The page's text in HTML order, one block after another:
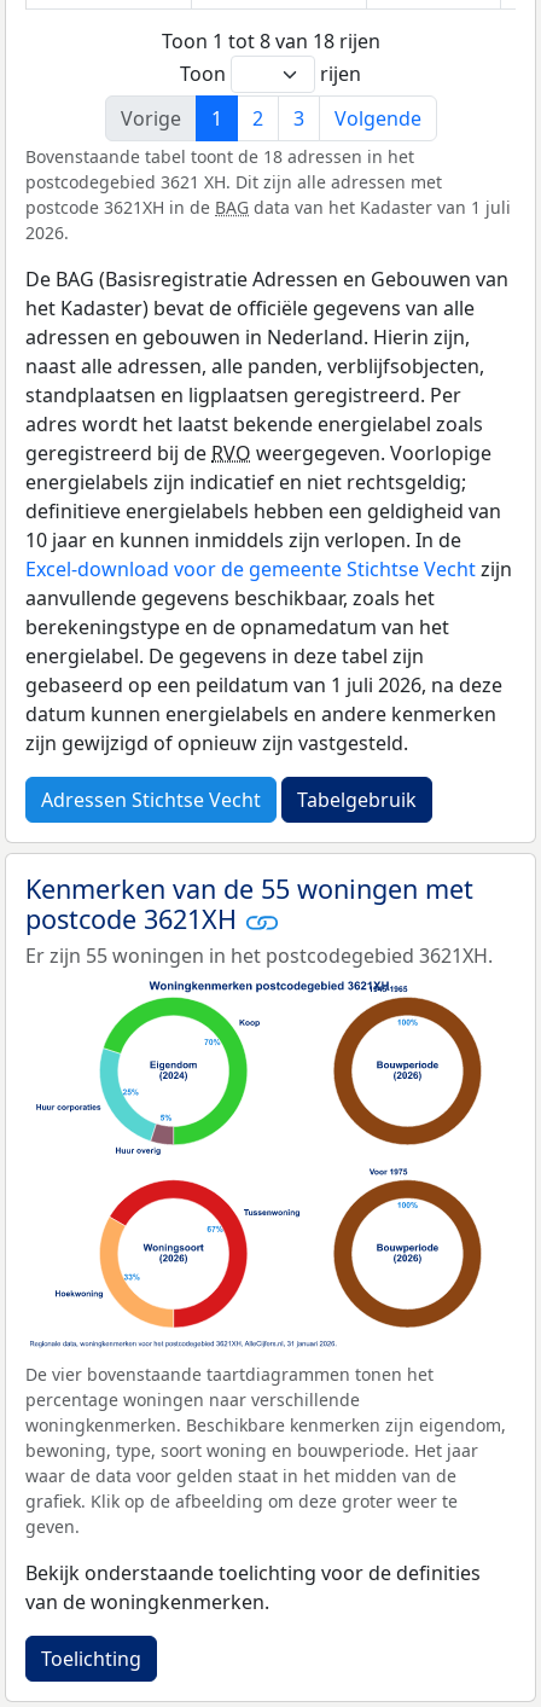
Toon 1 tot 8 van 18 rijen
Toon
rijen
Vorige
1 2 3 Volgende
Bovenstaande tabel toont de 18 adressen in het
postcodegebied 3621 XH. Dit zijn alle adressen met
postcode 3621XH in de BAG data van het Kadaster van 1 juli
2026.
De BAG (Basisregistratie Adressen en Gebouwen van
het Kadaster) bevat de officiële gegevens van alle
adressen en gebouwen in Nederland. Hierin zijn,
naast alle adressen, alle panden, verblijfsobjecten,
standplaatsen en ligplaatsen geregistreerd. Per
adres wordt het laatst bekende energielabel zoals
geregistreerd bij de RVO weergegeven. Voorlopige
energielabels zijn indicatief en niet rechtsgeldig;
definitieve energielabels hebben een geldigheid van
10 jaar en kunnen inmiddels zijn verlopen. In de
Excel-download voor de gemeente Stichtse Vechtzijn
aanvullende gegevens beschikbaar, zoals het
berekeningstype en de opnamedatum van het
energielabel. De gegevens in deze tabel zijn
gebaseerd op een peildatum van 1 juli 2026, na deze
datum kunnen energielabels en andere kenmerken
zijn gewijzigd of opnieuw zijn vastgesteld.
Adressen Stichtse Vecht Tabelgebruik
Kenmerken van de 55 woningen met
postcode 3621XH
Er zijn 55 woningen in het postcodegebied 3621XH.
De vier bovenstaande taartdiagrammen tonen het
percentage woningen naar verschillende
woningkenmerken. Beschikbare kenmerken zijn eigendom,
bewoning, type, soort woning en bouwperiode. Het jaar
waar de data voor gelden staat in het midden van de
grafiek. Klik op de afbeelding om deze groter weer te
geven.
Bekijk onderstaande toelichting voor de definities
van de woningkenmerken.
Toelichting